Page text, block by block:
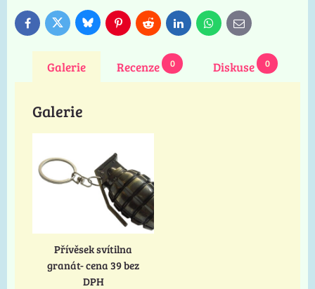
FacebookTwitterBlueskyPinterestReddit LinkedInWhatsApp
E-
mail
Galerie Recenze 0 Diskuse 0
Galerie
Přívěsek svítilna
granát- cena 39 bez
DPH